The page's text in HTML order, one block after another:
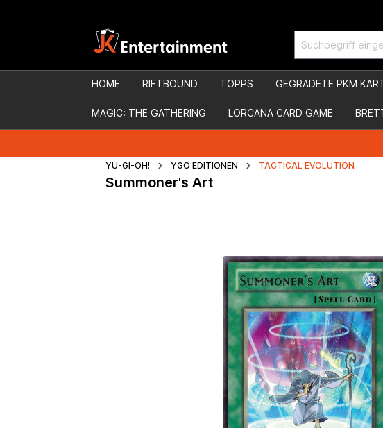
HOME RIFTBOUND TOPPS GEGRADETE PKM
MAGIC: THE GATHERING LORCANA CARD GAME
YU-GI-OH! YGO EDITIONEN TACTICAL EVOLUTION
Summoner's Art